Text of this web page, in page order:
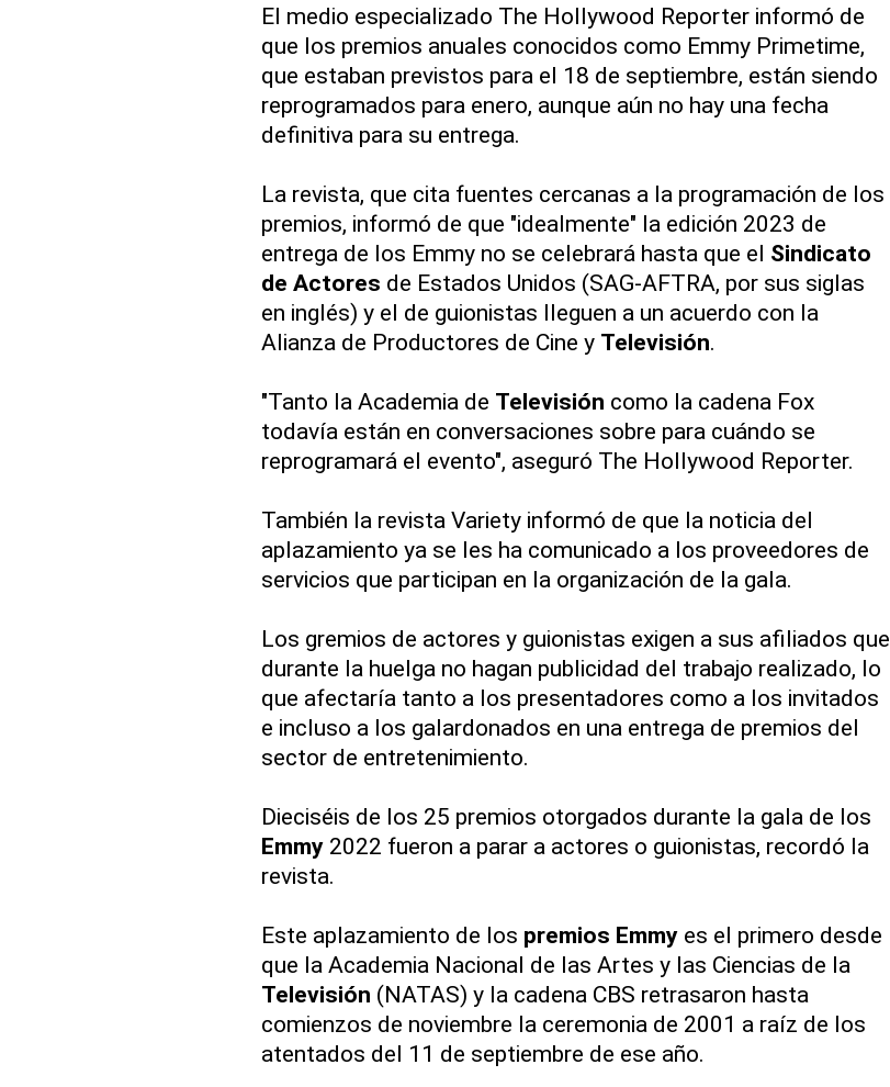
El medio especializado The Hollywood Reporter informó de
que los premios anuales conocidos como Emmy Primetime,
que estaban previstos para el 18 de septiembre, están siendo
reprogramados para enero, aunque aún no hay una fecha
definitiva para su entrega.
La revista, que cita fuentes cercanas a la programación de los
premios, informó de que "idealmente" la edición 2023 de
entrega de los Emmy no se celebrará hasta que el Sindicato
de Actores de Estados Unidos (SAG-AFTRA, por sus siglas
en inglés) y el de guionistas lleguen a un acuerdo con la
Alianza de Productores de Cine y Televisión.
"Tanto la Academia de Televisión como la cadena Fox
todavía están en conversaciones sobre para cuándo se
reprogramará el evento", aseguró The Hollywood Reporter.
También la revista Variety informó de que la noticia del
aplazamiento ya se les ha comunicado a los proveedores de
servicios que participan en la organización de la gala.
Los gremios de actores y guionistas exigen a sus afiliados que
durante la huelga no hagan publicidad del trabajo realizado, lo
que afectaría tanto a los presentadores como a los invitados
e incluso a los galardonados en una entrega de premios del
sector de entretenimiento.
Dieciséis de los 25 premios otorgados durante la gala de los
Emmy2022 fueron a parar a actores o guionistas, recordó la
revista.
Este aplazamiento de los premios Emmyes el primero desde
que la Academia Nacional de las Artes y las Ciencias de la
Televisión (NATAS) y la cadena CBS retrasaron hasta
comienzos de noviembre la ceremonia de 2001 a raíz de los
atentados del 11 de septiembre de ese año.